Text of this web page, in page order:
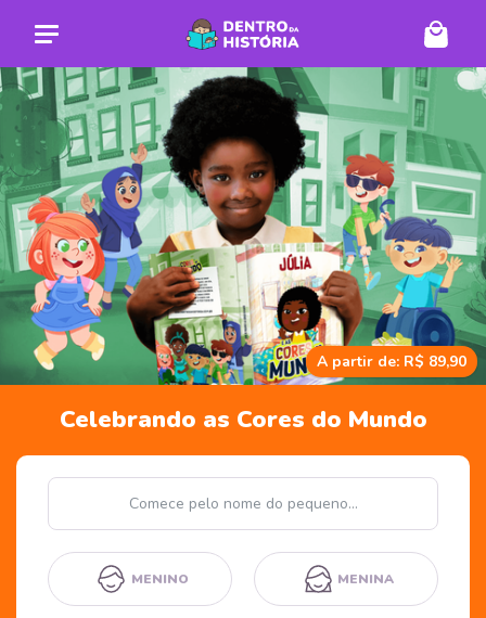
A partir de: R$ 89,90
Celebrando as Cores do Mundo
Nome
MENINO MENINA